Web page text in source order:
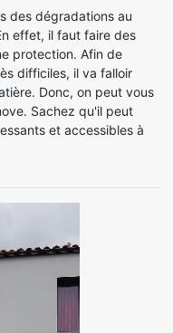
des dégradations au
effet, il faut faire des
protection. Afin de
difficiles, il va falloir
Donc, on peut vous
Sachez qu'il peut
et accessibles à